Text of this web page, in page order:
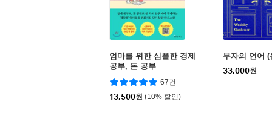
엄마를 위한 심플한 경제
공부, 돈 공부
67건
13,500원 (10% 할인)
부자의 언어 (
33,000원